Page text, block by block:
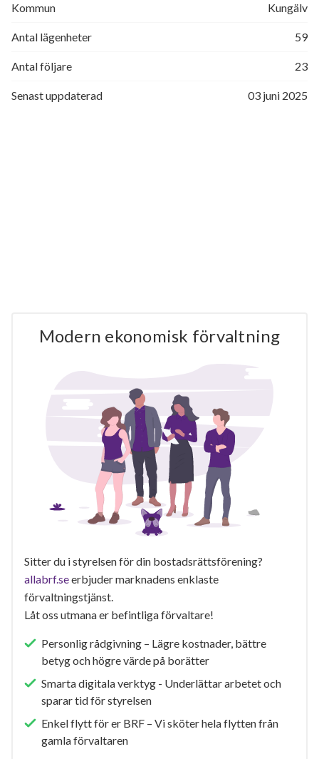
Kommun Kungälv
Antal lägenheter 59
Antal följare 23
Senast uppdaterad 03 juni 2025
Modern ekonomisk förvaltning
Sitter du i styrelsen för din bostadsrättsförening?
allabrf.seerbjuder marknadens enklaste
förvaltningstjänst.
Låt oss utmana er befintliga förvaltare!
Personlig rådgivning – Lägre kostnader, bättre
betyg och högre värde på borätter
Smarta digitala verktyg - Underlättar arbetet och
sparar tid för styrelsen
Enkel flytt för er BRF – Vi sköter hela flytten från
gamla förvaltaren